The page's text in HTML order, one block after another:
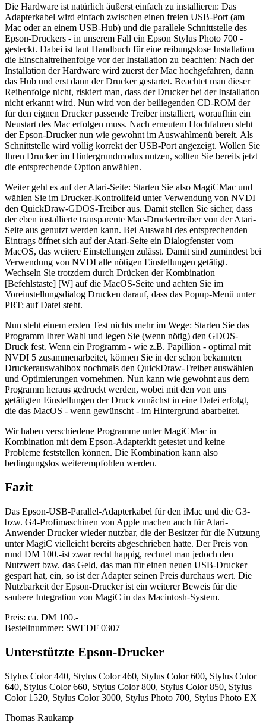
Die Hardware ist natürlich äußerst einfach zu installieren: Das
Adapterkabel wird einfach zwischen einen freien USB-Port (am
Mac oder an einem USB-Hub) und die parallele Schnittstelle des
Epson-Druckers - in unserem Fall ein Epson Stylus Photo 700 -
gesteckt. Dabei ist laut Handbuch für eine reibungslose Installation
die Einschaltreihenfolge vor der Installation zu beachten: Nach der
Installation der Hardware wird zuerst der Mac hochgefahren, dann
das Hub und erst dann der Drucker gestartet. Beachtet man dieser
Reihenfolge nicht, riskiert man, dass der Drucker bei der Installation
nicht erkannt wird. Nun wird von der beiliegenden CD-ROM der
für den eignen Drucker passende Treiber installiert, woraufhin ein
Neustart des Mac erfolgen muss. Nach erneutem Hochfahren steht
der Epson-Drucker nun wie gewohnt im Auswahlmenü bereit. Als
Schnittstelle wird völlig korrekt der USB-Port angezeigt. Wollen Sie
Ihren Drucker im Hintergrundmodus nutzen, sollten Sie bereits jetzt
die entsprechende Option anwählen.
Weiter geht es auf der Atari-Seite: Starten Sie also MagiCMac und
wählen Sie im Drucker-Kontrollfeld unter Verwendung von NVDI
den QuickDraw-GDOS-Treiber aus. Damit stellen Sie sicher, dass
der eben installierte transparente Mac-Druckertreiber von der Atari-
Seite aus genutzt werden kann. Bei Auswahl des entsprechenden
Eintrags öffnet sich auf der Atari-Seite ein Dialogfenster vom
MacOS, das weitere Einstellungen zulässt. Damit sind zumindest bei
Verwendung von NVDI alle nötigen Einstellungen getätigt.
Wechseln Sie trotzdem durch Drücken der Kombination
[Befehlstaste] [W] auf die MacOS-Seite und achten Sie im
Voreinstellungsdialog Drucken darauf, dass das Popup-Menü unter
PRT: auf Datei steht.
Nun steht einem ersten Test nichts mehr im Wege: Starten Sie das
Programm Ihrer Wahl und legen Sie (wenn nötig) den GDOS-
Druck fest. Wenn ein Programm - wie z.B. Papillion - optimal mit
NVDI 5 zusammenarbeitet, können Sie in der schon bekannten
Druckerauswahlbox nochmals den QuickDraw-Treiber auswählen
und Optimierungen vornehmen. Nun kann wie gewohnt aus dem
Programm heraus gedruckt werden, wobei mit den von uns
getätigten Einstellungen der Druck zunächst in eine Datei erfolgt,
die das MacOS - wenn gewünscht - im Hintergrund abarbeitet.
Wir haben verschiedene Programme unter MagiCMac in
Kombination mit dem Epson-Adapterkit getestet und keine
Probleme feststellen können. Die Kombination kann also
bedingungslos weiterempfohlen werden.
Fazit
Das Epson-USB-Parallel-Adapterkabel für den iMac und die G3-
bzw. G4-Profimaschinen von Apple machen auch für Atari-
Anwender Drucker wieder nutzbar, die der Besitzer für die Nutzung
unter MagiC vielleicht bereits abgeschrieben hatte. Der Preis von
rund DM 100.-ist zwar recht happig, rechnet man jedoch den
Nutzwert bzw. das Geld, das man für einen neuen USB-Drucker
gespart hat, ein, so ist der Adapter seinen Preis durchaus wert. Die
Nutzbarkeit der Epson-Drucker ist ein weiterer Beweis für die
saubere Integration von MagiC in das Macintosh-System.
Preis: ca. DM 100.-
Bestellnummer: SWEDF 0307
Unterstützte Epson-Drucker
Stylus Color 440, Stylus Color 460, Stylus Color 600, Stylus Color
640, Stylus Color 660, Stylus Color 800, Stylus Color 850, Stylus
Color 1520, Stylus Color 3000, Stylus Photo 700, Stylus Photo EX
Thomas Raukamp